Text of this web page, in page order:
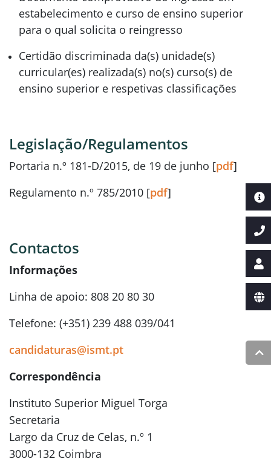
estabelecimento e curso de ensino superior
para o qual solicita o reingresso
Certidão discriminada da(s) unidade(s)
curricular(es) realizada(s) no(s) curso(s) de
ensino superior e respetivas classificações
Legislação/Regulamentos
Portaria n.º 181-D/2015, de 19 de junho [pdf]
Regulamento n.º 785/2010 [pdf]
Contactos
Informações
Linha de apoio: 808 20 80 30
Telefone: (+351) 239 488 039/041
candidaturas@ismt.pt
Correspondência
Instituto Superior Miguel Torga
Secretaria
Largo da Cruz de Celas, n.º 1
3000-132 Coimbra